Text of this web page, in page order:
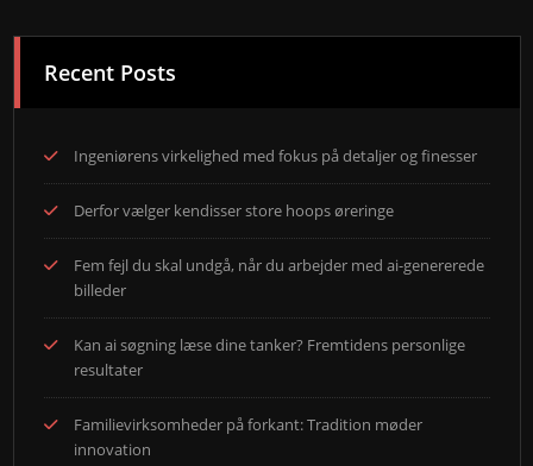
Recent Posts
Ingeniørens virkelighed med fokus på detaljer og finesser
Derfor vælger kendisser store hoops øreringe
Fem fejl du skal undgå, når du arbejder med ai-genererede
billeder
Kan ai søgning læse dine tanker? Fremtidens personlige
resultater
Familievirksomheder på forkant: Tradition møder
innovation